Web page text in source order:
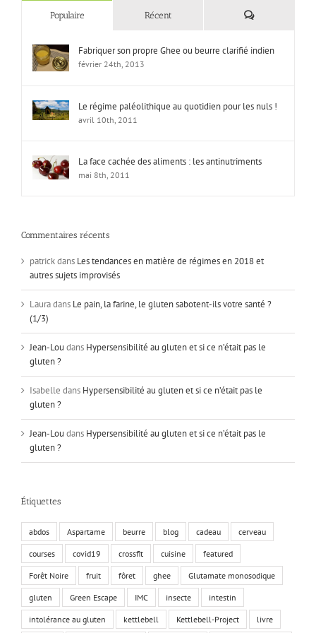
Populaire Récent Commentaires
Fabriquer son propre Ghee ou beurre clarifié indien
février 24th, 2013
Le régime paléolithique au quotidien pour les nuls !
avril 10th, 2011
La face cachée des aliments : les antinutriments
mai 8th, 2011
Commentaires récents
patrickdans Les tendances en matière de régimes en 2018 et
autres sujets improvisés
Lauradans Le pain, la farine, le gluten sabotent-ils votre santé ?
(1/3)
Jean-Lou dans Hypersensibilité au gluten et si ce n’était pas le
gluten ?
Isabelle dans Hypersensibilité au gluten et si ce n’était pas le
gluten ?
Jean-Lou dans Hypersensibilité au gluten et si ce n’était pas le
gluten ?
Étiquettes
abdos Aspartame beurre blog cadeau cerveau
courses covid19 crossfit cuisine featured
Forêt Noire fruit fôret ghee Glutamate monosodique
gluten Green Escape IMC insecte intestin
intolérance au gluten kettlebell Kettlebell-Project livre